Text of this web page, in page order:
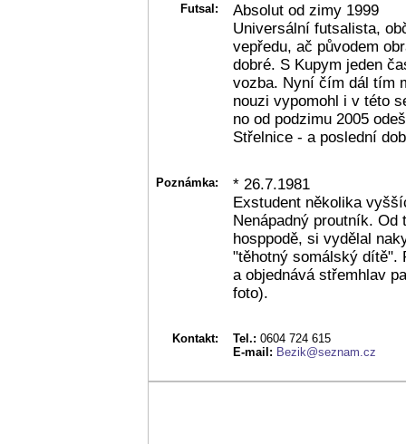
Futsal:
Absolut od zimy 1999
Universální futsalista,
vepředu, ač původem
dobré. S Kupym jeden
vozba. Nyní čím dál tím
nouzi vypomohl i v této
no od podzimu 2005
Střelnice - a poslední
Poznámka:
* 26.7.1981
Exstudent několika
Nenápadný proutník.
hosppodě, si vydělal
"těhotný somálský dítě".
a objednává střemhlav
foto).
Kontakt: Tel.: 0604 724 615
E-mail: Bezik@seznam.cz